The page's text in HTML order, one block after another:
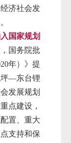
济社会发
国家规划
国务院批
年）》提
坪—东台锂
发展规划
点建设，
置、重大
支持和保